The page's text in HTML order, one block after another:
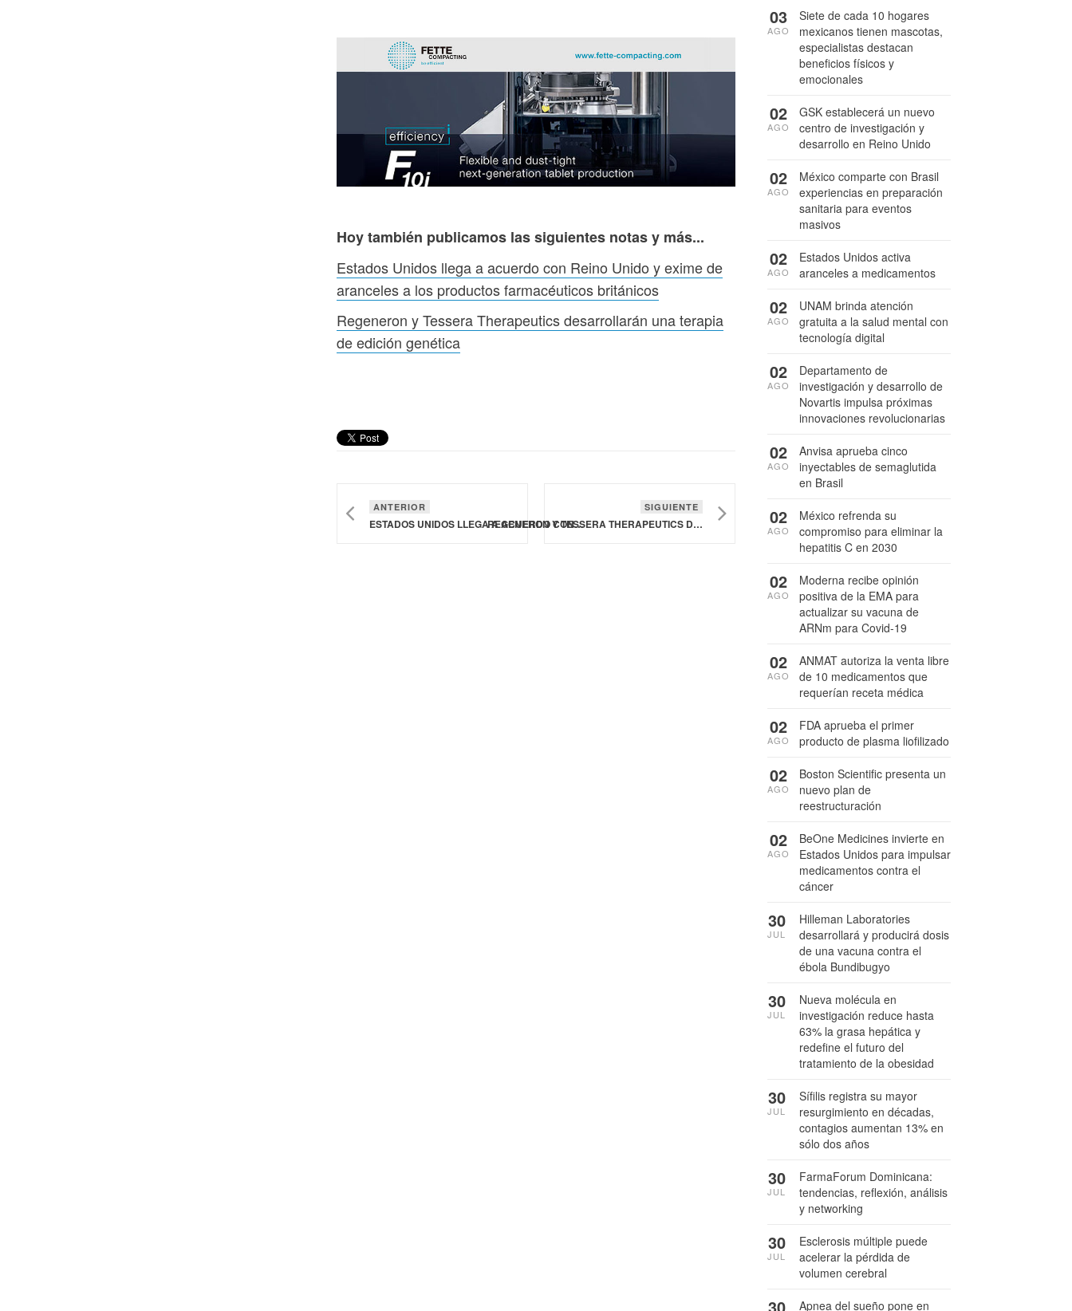
Hoy también publicamos las siguientes notas y más...
Estados Unidos llega a acuerdo con Reino Unido y exime de
aranceles a los productos farmacéuticos británicos
Regeneron y Tessera Therapeutics desarrollarán una terapia
de edición genética
ANTERIOR
ESTADOS UNIDOS LLEGA A ACUERDO CON REINO UNIDO Y EXIME DE ARANCELES A LOS PRODUCTOS FARMACÉUTICOS BRITÁNICOS
SIGUIENTE
REGENERON Y TESSERA THERAPEUTICS DESARROLLARÁN UNA TERAPIA DE EDICIÓN GENÉTICA
Siete de cada 10 hogares
mexicanos tienen mascotas,
especialistas destacan
beneficios físicos y
emocionales
03
AGO
GSK establecerá un nuevo
centro de investigación y
desarrollo en Reino Unido
02
AGO
México comparte con Brasil
experiencias en preparación
sanitaria para eventos
masivos
02
AGO
Estados Unidos activa
aranceles a medicamentos
02
AGO
UNAM brinda atención
gratuita a la salud mental con
tecnología digital
02
AGO
Departamento de
investigación y desarrollo de
Novartis impulsa próximas
innovaciones revolucionarias
02
AGO
Anvisa aprueba cinco
inyectables de semaglutida
en Brasil
02
AGO
México refrenda su
compromiso para eliminar la
hepatitis C en 2030
02
AGO
Moderna recibe opinión
positiva de la EMA para
actualizar su vacuna de
ARNm para Covid-19
02
AGO
ANMAT autoriza la venta libre
de 10 medicamentos que
requerían receta médica
02
AGO
FDA aprueba el primer
producto de plasma liofilizado
02
AGO
Boston Scientific presenta un
nuevo plan de
reestructuración
02
AGO
BeOne Medicines invierte en
Estados Unidos para impulsar
medicamentos contra el
cáncer
02
AGO
Hilleman Laboratories
desarrollará y producirá dosis
de una vacuna contra el
ébola Bundibugyo
30
JUL
Nueva molécula en
investigación reduce hasta
63% la grasa hepática y
redefine el futuro del
tratamiento de la obesidad
30
JUL
Sífilis registra su mayor
resurgimiento en décadas,
contagios aumentan 13% en
sólo dos años
30
JUL
FarmaForum Dominicana:
tendencias, reflexión, análisis
y networking
30
JUL
Esclerosis múltiple puede
acelerar la pérdida de
volumen cerebral
30
JUL
Apnea del sueño pone en